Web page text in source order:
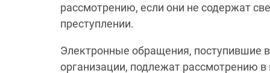
рассмотрению, если они не содержат
преступлении.
Электронные обращения, поступившие
организации, подлежат рассмотрению